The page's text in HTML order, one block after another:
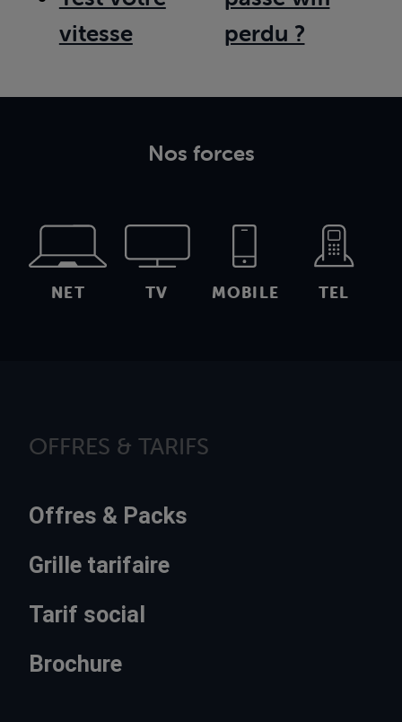
vitesse
perdu ?
Nos forces
NET TV MOBILE TEL
OFFRES & TARIFS
Offres & Packs
Grille tarifaire
Tarif social
Brochure